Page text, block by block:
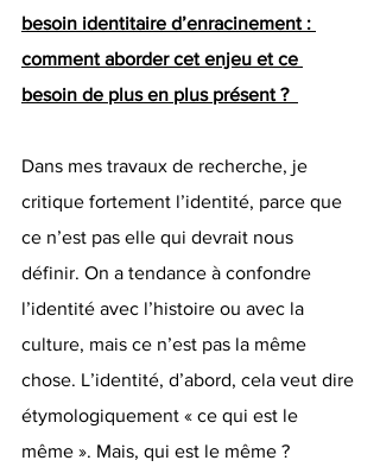
besoin identitaire d’enracinement :
comment aborder cet enjeu et ce
besoin de plus en plus présent ?
Dans mes travaux de recherche, je
critique fortement l’identité, parce que
ce n’est pas elle qui devrait nous
définir. On a tendance à confondre
l’identité avec l’histoire ou avec la
culture, mais ce n’est pas la même
chose. L’identité, d’abord, cela veut dire
étymologiquement « ce qui est le
même ». Mais, qui est le même ?